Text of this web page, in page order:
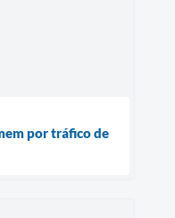
por tráfico de